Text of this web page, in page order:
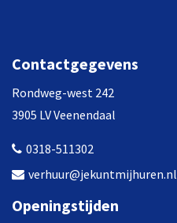
Contactgegevens
Rondweg-west 242
3905 LV Veenendaal
0318-511302
verhuur@jekuntmijhuren.nl
Openingstijden